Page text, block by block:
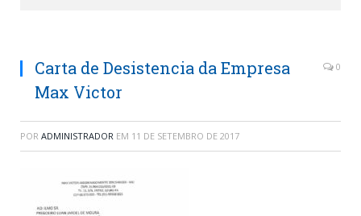
Carta de Desistencia da Empresa
Max Victor
0
POR ADMINISTRADOR EM 11 DE SETEMBRO DE 2017